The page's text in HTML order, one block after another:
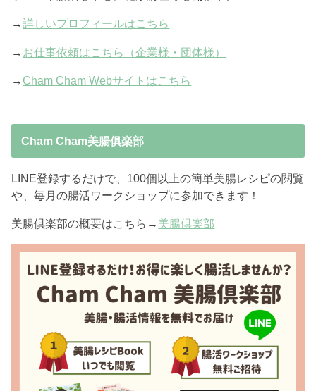
→詳しいプロフィールはこちら
→ お仕事依頼はこちら（企業様・団体様）
→ Cham Cham Webサイトはこちら
Cham Cham美腸俱楽部
LINE登録するだけで、100個以上の簡単美腸レシピの閲覧
や、毎月の腸活ワークショップに参加できます！
美腸倶楽部の概要はこちら→ 美腸倶楽部